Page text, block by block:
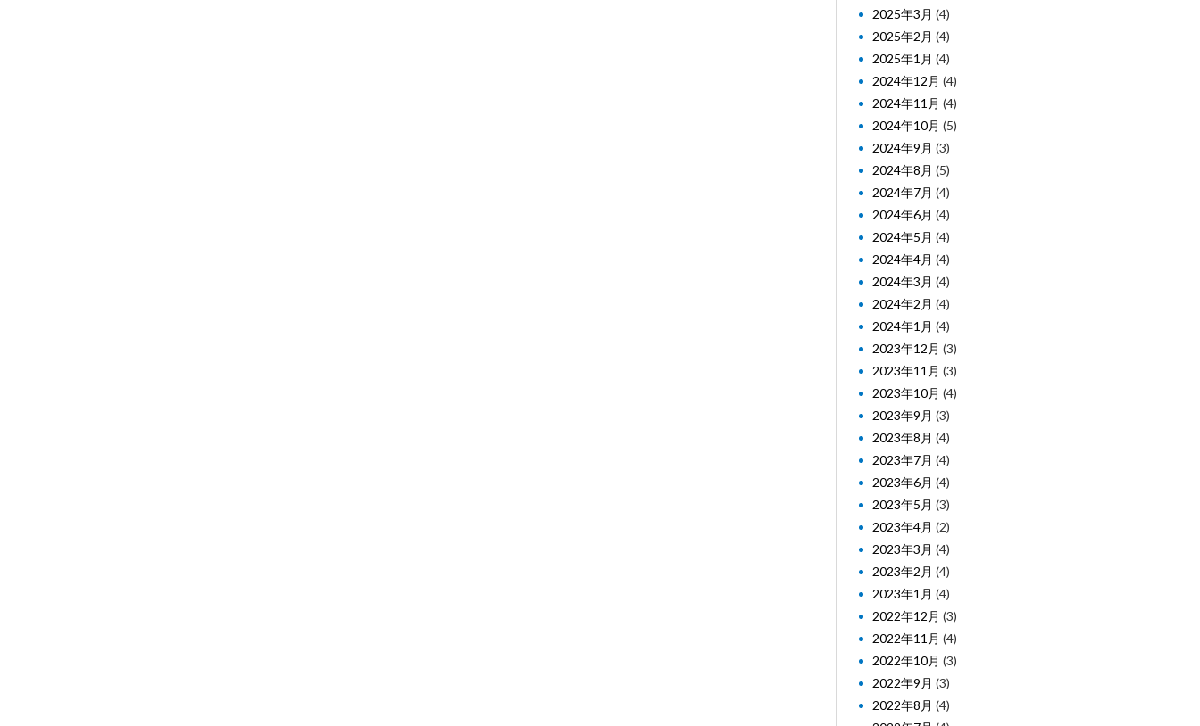
2025年3月 (4)
2025年2月 (4)
2025年1月 (4)
2024年12月 (4)
2024年11月 (4)
2024年10月 (5)
2024年9月 (3)
2024年8月 (5)
2024年7月 (4)
2024年6月 (4)
2024年5月 (4)
2024年4月 (4)
2024年3月 (4)
2024年2月 (4)
2024年1月 (4)
2023年12月 (3)
2023年11月 (3)
2023年10月 (4)
2023年9月 (3)
2023年8月 (4)
2023年7月 (4)
2023年6月 (4)
2023年5月 (3)
2023年4月 (2)
2023年3月 (4)
2023年2月 (4)
2023年1月 (4)
2022年12月 (3)
2022年11月 (4)
2022年10月 (3)
2022年9月 (3)
2022年8月 (4)